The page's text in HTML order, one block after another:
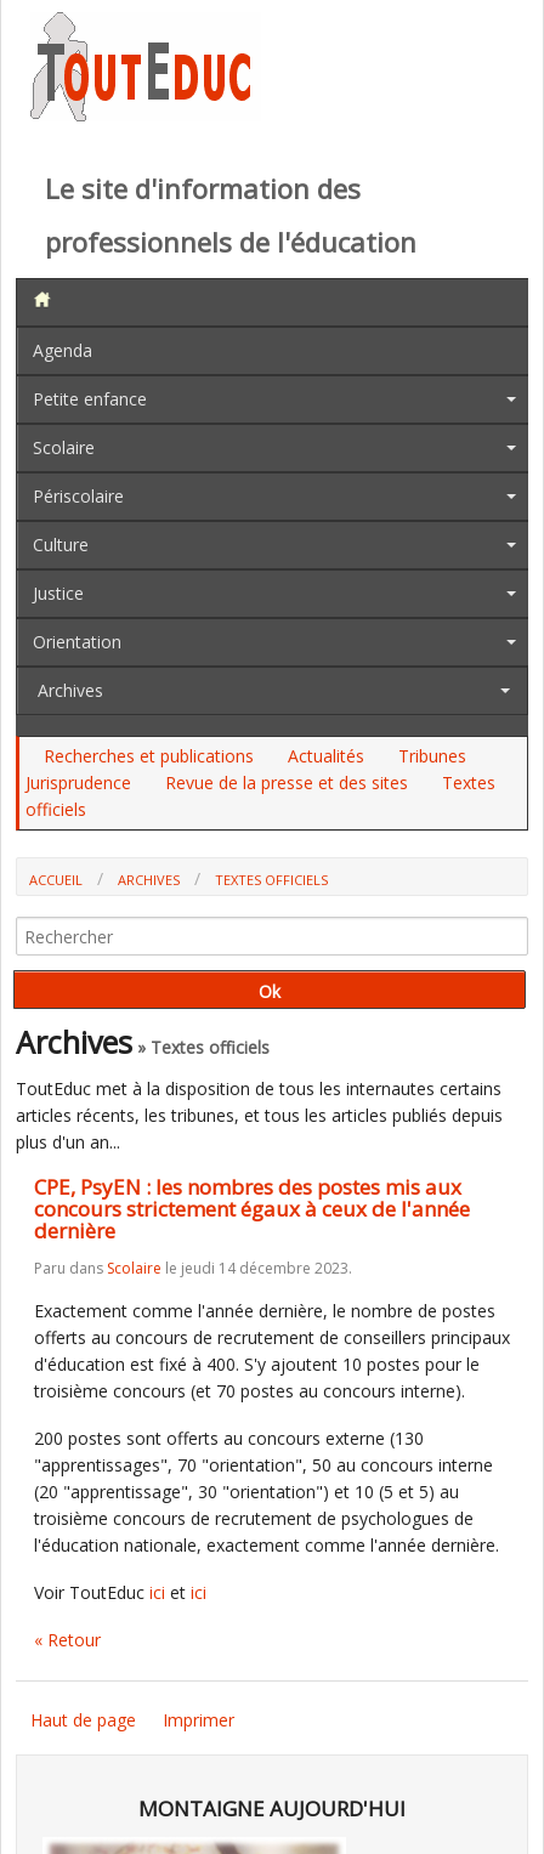
Le site d'information des
professionnels de l'éducation
Agenda
Petite enfance
Scolaire
Périscolaire
Culture
Justice
Orientation
Archives
Recherches et publications Actualités
Tribunes
Jurisprudence
Revue de la presse et des sites
Textes
officiels
ACCUEIL ARCHIVES
TEXTES OFFICIELS
STRICTEMENT ÉGAUX À CEUX DE L'ANNÉE DERNIÈRE
Archives » Textes officiels
ToutEduc met à la disposition de tous les internautes certains
articles récents, les tribunes, et tous les articles publiés depuis
plus d'un an...
CPE, PsyEN : les nombres des postes mis aux
concours strictement égaux à ceux de l'année
dernière
Paru dans Scolaire le jeudi 14 décembre 2023.
Exactement comme l'année dernière, le nombre de postes
offerts au concours de recrutement de conseillers principaux
d'éducation est fixé à 400. S'y ajoutent 10 postes pour le
troisième concours (et 70 postes au concours interne).
200 postes sont offerts au concours externe (130
"apprentissages", 70 "orientation", 50 au concours interne
(20 "apprentissage", 30 "orientation") et 10 (5 et 5) au
troisième concours de recrutement de psychologues de
l'éducation nationale, exactement comme l'année dernière.
Voir ToutEduc ici et ici
« Retour
Haut de page Imprimer
MONTAIGNE AUJOURD'HUI